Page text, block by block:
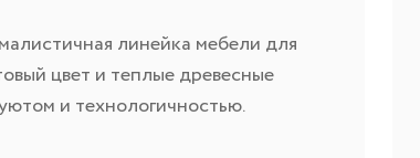
линейка мебели для
цвет и теплые древесные
и технологичностью.